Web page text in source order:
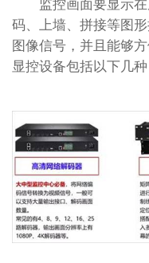
监控画面要显示在
码、上墙、拼接等图
图像信号，并且能够
显控设备包括以下几种